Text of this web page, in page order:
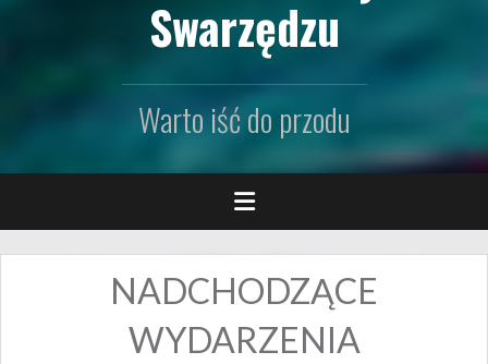
Swarzędzu
Warto iść do przodu
NADCHODZĄCE
WYDARZENIA